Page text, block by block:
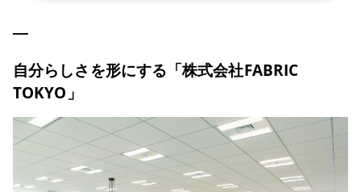
自分らしさを形にする「株式会社FABRIC
TOKYO」